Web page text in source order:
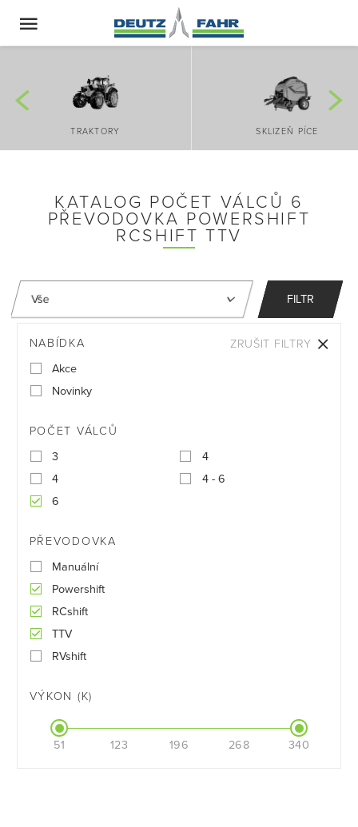
TRAKTORY SKLIZEŇ PÍCE
KATALOG POČET VÁLCŮ 6
PŘEVODOVKA POWERSHIFT
RCSHIFT TTV
FILTR
NABÍDKA
Akce
Novinky
POČET VÁLCŮ
3
4
4
4 - 6
6
PŘEVODOVKA
Manuální
Powershift
RCshift
TTV
RVshift
VÝKON (K)
51 123 196 268 340
ZRUŠIT FILTRY